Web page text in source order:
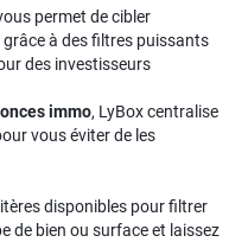
permet de cibler
à des filtres puissants
des investisseurs
immo, LyBox centralise
vous éviter de les
disponibles pour filtrer
de bien ou surface et laissez